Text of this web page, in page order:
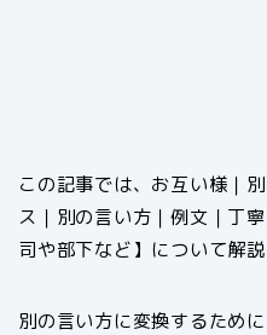
この記事では、お互い様｜
ス｜別の言い方｜例文｜丁
司や部下など】について解説
別の言い方に変換するため